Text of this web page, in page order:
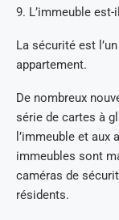
9. L’immeuble est-
La sécurité est
appartement.
De nombreux
série de cartes à
l’immeuble et aux
immeubles sont
caméras de
résidents.